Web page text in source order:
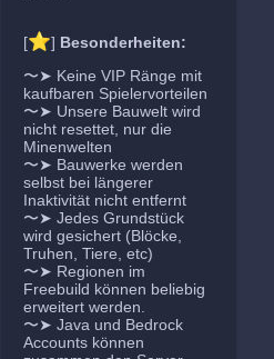
[⭐] Besonderheiten:
〜➤ Keine VIP Ränge mit
kaufbaren Spielervorteilen
〜➤ Unsere Bauwelt wird
nicht resettet, nur die
Minenwelten
〜➤ Bauwerke werden
selbst bei längerer
Inaktivität nicht entfernt
〜➤ Jedes Grundstück
wird gesichert (Blöcke,
Truhen, Tiere, etc)
〜➤ Regionen im
Freebuild können beliebig
erweitert werden.
〜➤ Java und Bedrock
Accounts können